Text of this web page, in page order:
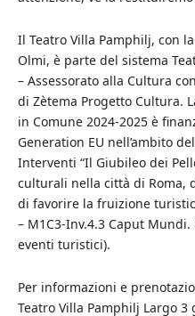
Il Teatro Villa Pamphilj, con
Olmi, è parte del sistema
– Assessorato alla Cultura
di Zètema Progetto Cultura.
in Comune 2024-2025 è
Generation EU nell’ambito
Interventi “Il Giubileo dei
culturali nella città di Roma,
di favorire la fruizione
– M1C3-Inv.4.3 Caput
eventi turistici).
Per informazioni e
Teatro Villa Pamphilj Largo